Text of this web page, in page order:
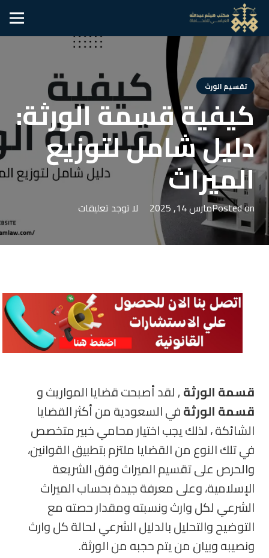
تقسيم الورث
كيفية قسمة الورثة:
دليل شامل لتوزيع
الميراث
Posted onمارس 14, 2025 لا توجد تعليقات
قسمة الورثة, لقد أصبحت قضايا المواريث و
قسمة الورثةفي السعودية من أكثر القضايا
الشائكة ، لذلك يجب اختيار محامي خبير متخصص
في تلك النوع من القضايا ملتزم بتطبيق القوانين،
والحرص على تقسيم الميراث وفق الشريعة
الإسلامية، وعلى معرفة جيدة بحساب الميراث
الشرعي لكل وارث ونسبته ومقدار حصته مع
التوضيح والتحليل بالدليل الشرعي لحالة كل وارث
ونصيبه وبيان من يتم حجبه من الورثة.